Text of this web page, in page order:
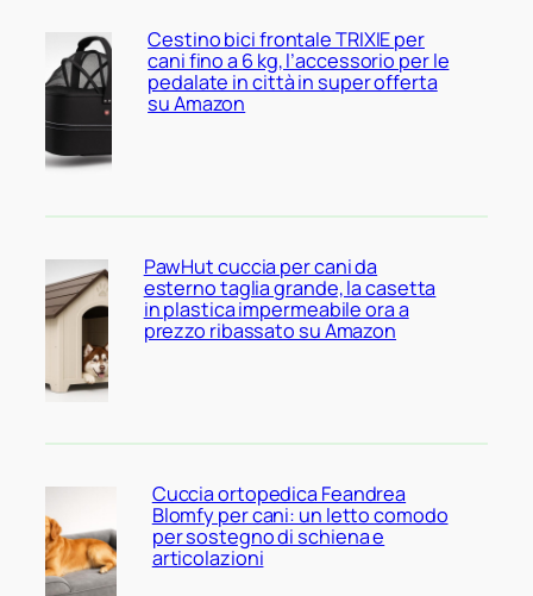
Cestino bici frontale TRIXIE per
cani fino a 6 kg, l’accessorio per le
pedalate in città in super offerta
su Amazon
PawHut cuccia per cani da
esterno taglia grande, la casetta
in plastica impermeabile ora a
prezzo ribassato su Amazon
Cuccia ortopedica Feandrea
Blomfy per cani: un letto comodo
per sostegno di schiena e
articolazioni